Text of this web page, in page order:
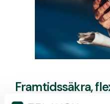
Framtidssäkra,